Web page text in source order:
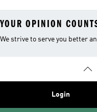
YOUR OPINION
We strive to serve you better
Login